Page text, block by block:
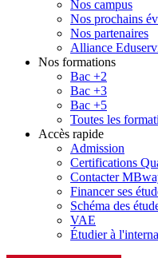
Nos campus
Nos prochains
Nos partenaires
Alliance
Nos formations
Bac +2
Bac +3
Bac +5
Toutes les
Accès rapide
Admission
Certifications
Contacter
Financer ses
Schéma des
VAE
Étudier à